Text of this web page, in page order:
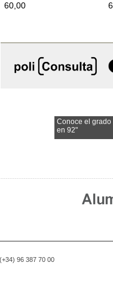
60,00
Conoce el grado
en 92"
96 387 70 00